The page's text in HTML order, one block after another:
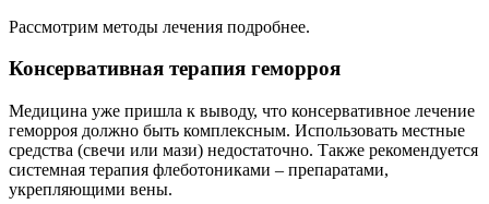
Рассмотрим методы лечения подробнее.
Консервативная терапия геморроя
Медицина уже пришла к выводу, что консервативное лечение
геморроя должно быть комплексным. Использовать местные
средства (свечи или мази) недостаточно. Также рекомендуется
системная терапия флеботониками – препаратами,
укрепляющими вены.